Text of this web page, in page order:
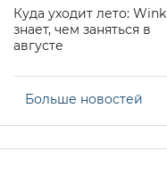
Куда уходит лето: Wink
знает, чем заняться в
августе
Больше новостей